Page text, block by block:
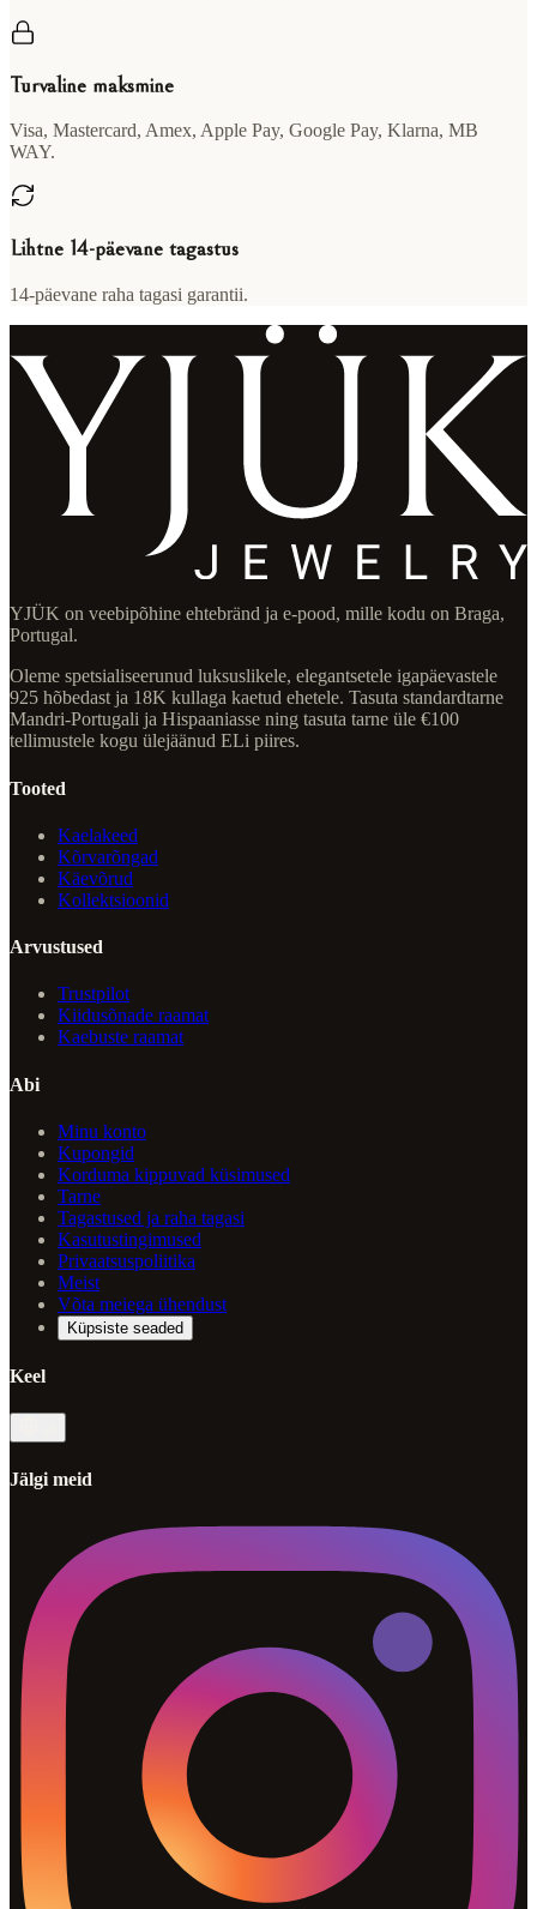
Turvaline maksmine
Visa, Mastercard, Amex, Apple Pay, Google Pay, Klarna, MB
WAY.
Lihtne 14-päevane tagastus
14-päevane raha tagasi garantii.
YJÜK on veebipõhine ehtebränd ja e-pood, mille kodu on Braga,
Portugal.
Oleme spetsialiseerunud luksuslikele, elegantsetele igapäevastele
925 hõbedast ja 18K kullaga kaetud ehetele. Tasuta standardtarne
Mandri-Portugali ja Hispaaniasse ning tasuta tarne üle €100
tellimustele kogu ülejäänud ELi piires.
Tooted
Kaelakeed
Kõrvarõngad
Käevõrud
Kollektsioonid
Arvustused
Trustpilot
Kiidusõnade raamat
Kaebuste raamat
Abi
Minu konto
Kupongid
Korduma kippuvad küsimused
Tarne
Tagastused ja raha tagasi
Kasutustingimused
Privaatsuspoliitika
Meist
Võta meiega ühendust
Küpsiste seaded
Keel
Jälgi meid